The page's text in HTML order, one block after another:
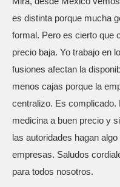
es distinta porque mucha
formal. Pero es cierto que
precio baja. Yo trabajo en
fusiones afectan la
menos cajas porque la
centralizo. Es complicado.
medicina a buen precio y
las autoridades hagan
empresas. Saludos
para todos nosotros.